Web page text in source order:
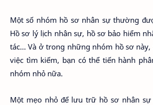
Một số nhóm hồ sơ nhân sự thường
Hồ sơ lý lịch nhân sự, hồ sơ bảo hiểm
tác... Và ở trong những nhóm hồ sơ
việc tìm kiếm, bạn có thể tiến hành
nhóm nhỏ nữa.
Một mẹo nhỏ để lưu trữ hồ sơ nhân sự